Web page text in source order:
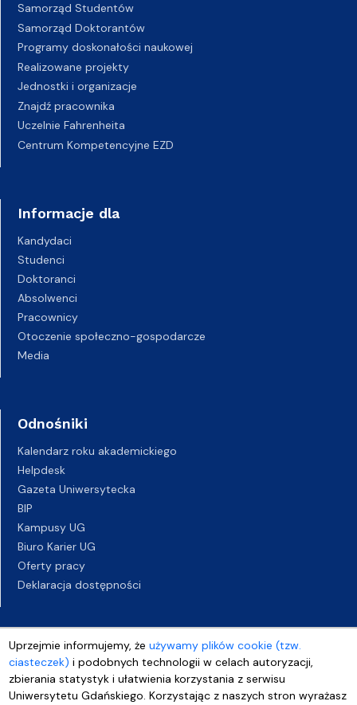
Uprzejmie informujemy, żeużywamy plików cookie (tzw.
ciasteczek) i podobnych technologii w celach autoryzacji,
zbierania statystyk i ułatwienia korzystania z serwisu
Uniwersytetu Gdańskiego. Korzystając z naszych stron wyrażasz
Samorząd Studentów
Samorząd Doktorantów
Programy doskonałości naukowej
Realizowane projekty
Jednostki i organizacje
Znajdź pracownika
Uczelnie Fahrenheita
Centrum Kompetencyjne EZD
Informacje dla
Kandydaci
Studenci
Doktoranci
Absolwenci
Pracownicy
Otoczenie społeczno-gospodarcze
Media
Odnośniki
Kalendarz roku akademickiego
Helpdesk
Gazeta Uniwersytecka
BIP
Kampusy UG
Biuro Karier UG
Oferty pracy
Deklaracja dostępności